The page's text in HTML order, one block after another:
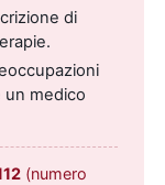
di
un medico
(numero